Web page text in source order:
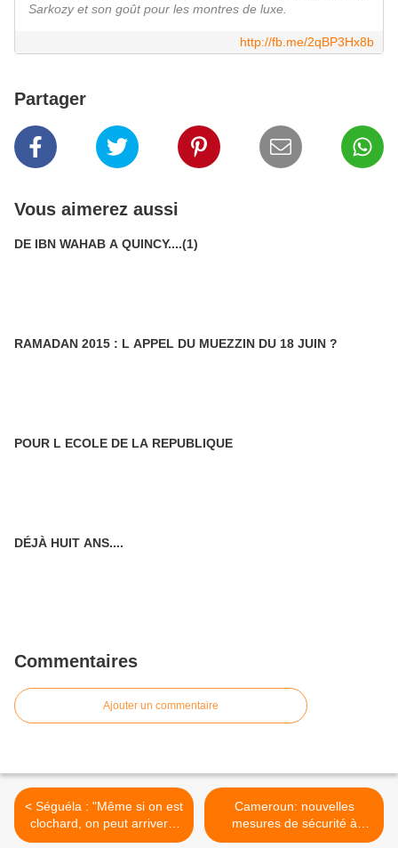
Sarkozy et son goût pour les montres de luxe.
http://fb.me/2qBP3Hx8b
Partager
Vous aimerez aussi
DE IBN WAHAB A QUINCY....(1)
RAMADAN 2015 : L APPEL DU MUEZZIN DU 18 JUIN ?
POUR L ECOLE DE LA REPUBLIQUE
DÉJÀ HUIT ANS....
Commentaires
Ajouter un commentaire
< Séguéla : "Même si on est
clochard, on peut arriver à
mettre de côté 1.500 euros"
Cameroun: nouvelles
mesures de sécurité à
Maroua, après l'attentat -